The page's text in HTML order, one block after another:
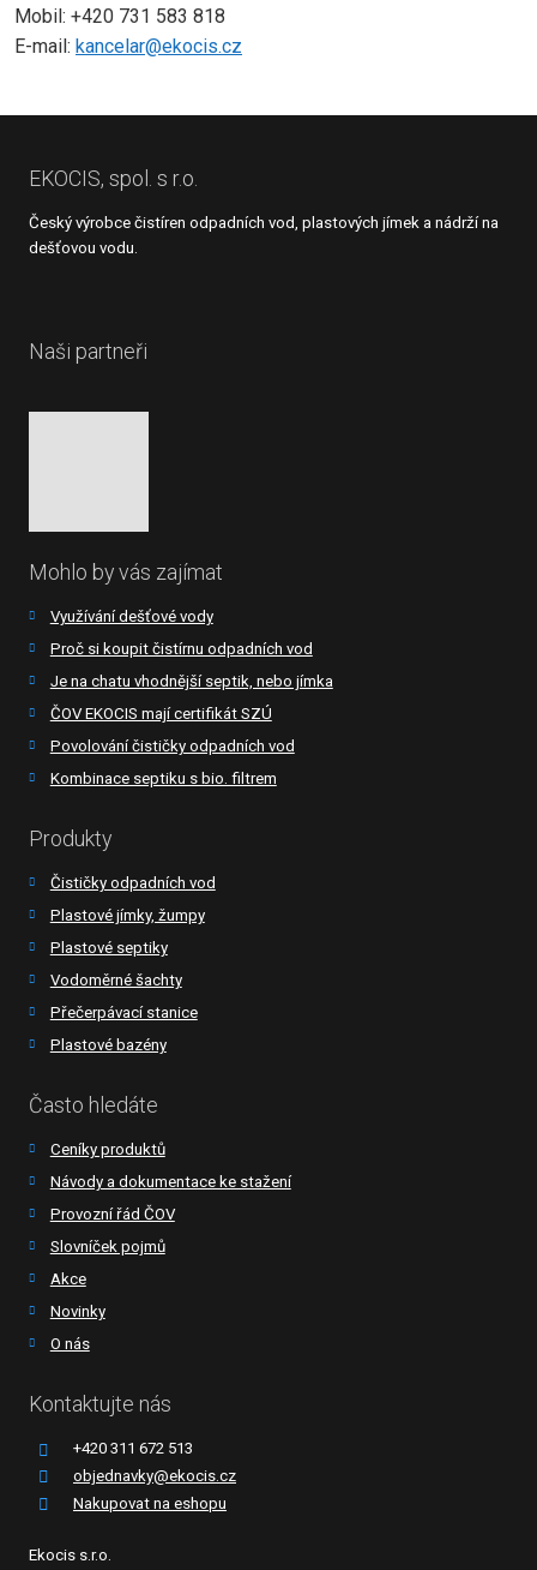
Mobil: +420 731 583 818
E-mail: kancelar@ekocis.cz
EKOCIS, spol. s r.o.
Český výrobce čistíren odpadních vod, plastových jímek a nádrží na
dešťovou vodu.
Naši partneři
Mohlo by vás zajímat
Využívání dešťové vody
Proč si koupit čistírnu odpadních vod
Je na chatu vhodnější septik, nebo jímka
ČOV EKOCIS mají certifikát SZÚ
Povolování čističky odpadních vod
Kombinace septiku s bio. filtrem
Produkty
Čističky odpadních vod
Plastové jímky, žumpy
Plastové septiky
Vodoměrné šachty
Přečerpávací stanice
Plastové bazény
Často hledáte
Ceníky produktů
Návody a dokumentace ke stažení
Provozní řád ČOV
Slovníček pojmů
Akce
Novinky
O nás
Kontaktujte nás
+420 311 672 513
objednavky@ekocis.cz
Nakupovat na eshopu
Ekocis s.r.o.